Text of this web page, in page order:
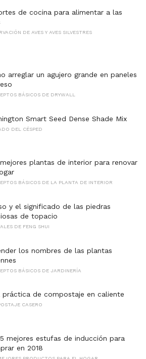
de cocina para alimentar a las
DE AVES Y AVES SILVESTRES
arreglar un agujero grande en paneles
BÁSICOS DE DRYWALL
Smart Seed Dense Shade Mix
DEL CÉSPED
plantas de interior para renovar
BÁSICOS DE LA PLANTA DE INTERIOR
y el significado de las piedras
de topacio
DE FENG SHUI
los nombres de las plantas
BÁSICOS DE JARDINERÍA
práctica de compostaje en caliente
CASERO
mejores estufas de inducción para
en 2018